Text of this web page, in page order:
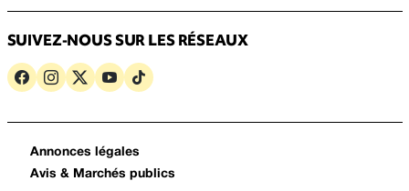
SUIVEZ-NOUS SUR LES RÉSEAUX
Annonces légales
Avis & Marchés publics